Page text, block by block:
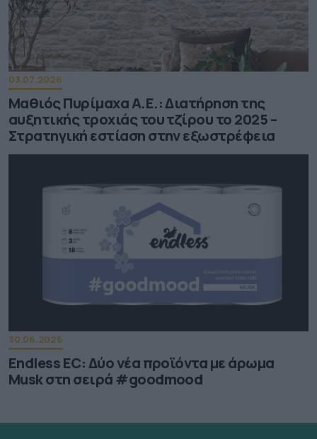
03.07.2026
Μαθιός Πυρίμαχα Α.Ε.: Διατήρηση της
αυξητικής τροχιάς του τζίρου το 2025 –
Στρατηγική εστίαση στην εξωστρέφεια
30.06.2026
Endless EC: Δύο νέα προϊόντα με άρωμα
Musk στη σειρά #goodmood